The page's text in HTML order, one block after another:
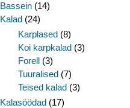
Bassein (14)
Kalad (24)
Karplased (8)
Koi karpkalad (3)
Forell (3)
Tuuralised (7)
Teised kalad (3)
Kalasöödad (17)